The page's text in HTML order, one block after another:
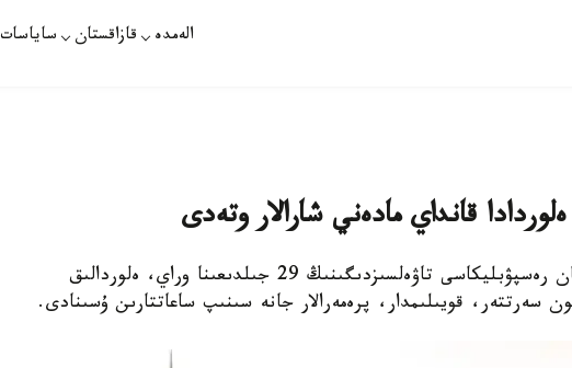
الەمدە قازاقستان ساياسات
قانداي مادەني شارالار وتەدى
نۇر- سۇلتان. قازاقپارات - قازاقستان رەسپۋبليكاسى تاۋەلسىزدىگىنىڭ 29 جىلدىعىنا وراي، ەلوردالىق
سەرتتەر، قويىلىمدار، پرەمەرالار جانە سىنىپ ساعاتتارىن ۇسىنادى.